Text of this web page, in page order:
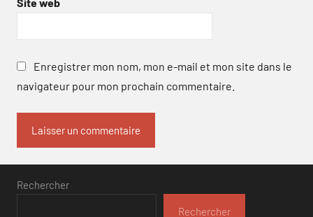
Enregistrer mon nom, mon e-mail et mon site dans le
navigateur pour mon prochain commentaire.
Rechercher
Rechercher